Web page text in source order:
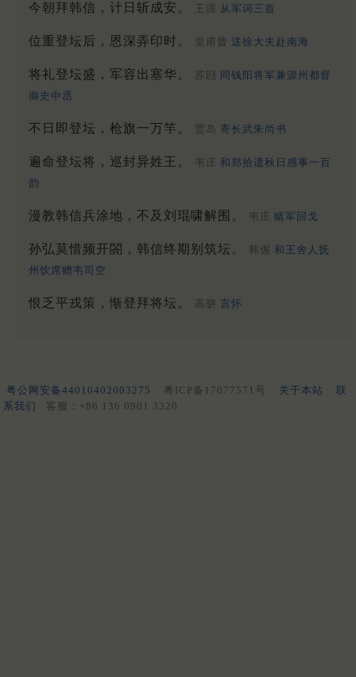
今朝拜韩信，计日斩成安。 王涯 从军词三首
位重登坛后，恩深弄印时。 皇甫曾 送徐大夫赴南海
将礼登坛盛，军容出塞华。 苏颋
同钱阳将军兼源州都督
御史中丞
不日即登坛，枪旗一万竿。 贾岛 寄长武朱尚书
遍命登坛将，巡封异姓王。 韦庄 和郑拾遗秋日感事一百
韵
漫教韩信兵涂地，不及刘琨啸解围。 韦庄 睹军回戈
孙弘莫惜频开閤，韩信终期别筑坛。 韩偓 和王舍人抚
州饮席赠韦司空
恨乏平戎策，惭登拜将坛。 高骈 言怀
粤公网安备44010402003275 粤ICP备17077571号 关于本站
联
系我们
客服：+86 136 0901 3320